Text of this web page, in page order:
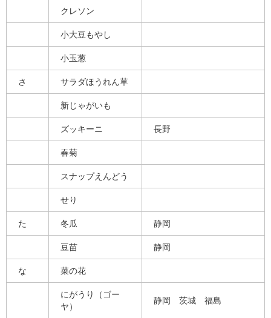
クレソン
小大豆もやし
小玉葱
さ サラダほうれん草
新じゃがいも
ズッキーニ 長野
春菊
スナップえんどう
せり
た 冬瓜 静岡
豆苗 静岡
な 菜の花
にがうり（ゴー
ヤ）
静岡 茨城 福島